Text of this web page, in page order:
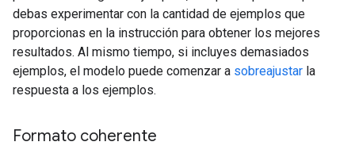
debas experimentar con la cantidad de ejemplos que
proporcionas en la instrucción para obtener los mejores
resultados. Al mismo tiempo, si incluyes demasiados
ejemplos, el modelo puede comenzar a sobreajustar la
respuesta a los ejemplos.
Formato coherente